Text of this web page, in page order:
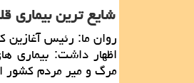
شایع ترین بیماری
روان ما: رئیس آغازین
اظهار داشت: بیماری
مرگ و میر مردم